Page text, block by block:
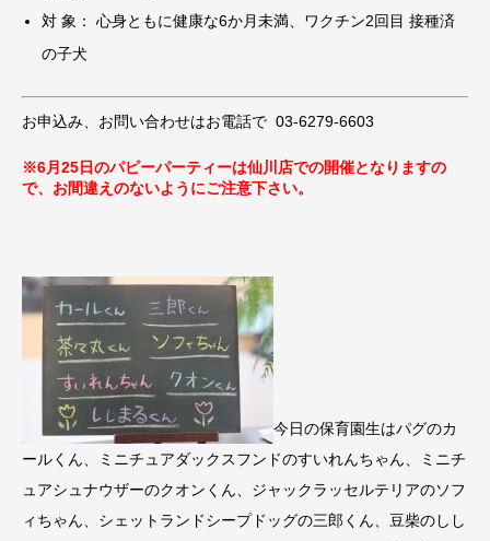
対 象： 心身ともに健康な6か月未満、ワクチン2回目 接種済
の子犬
お申込み、お問い合わせはお電話で 03-6279-6603
※6月25日のパピーパーティーは仙川店での開催となりますの
で、お間違えのないようにご注意下さい。
今日の保育園生はパグのカ
ールくん、ミニチュアダックスフンドのすいれんちゃん、ミニチ
ュアシュナウザーのクオンくん、ジャックラッセルテリアのソフ
ィちゃん、シェットランドシープドッグの三郎くん、豆柴のしし